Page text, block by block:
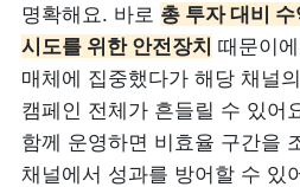
명확해요. 바로 총 투자 대비
시도를 위한 안전장치 때문이
매체에 집중했다가 해당 채널
캠페인 전체가 흔들릴 수 있어
함께 운영하면 비효율 구간을
채널에서 성과를 방어할 수 있